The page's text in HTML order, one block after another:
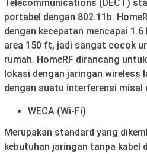
Telecommunications (DECT)
portabel dengan 802.11b.
dengan kecepatan mencapai
area 150 ft, jadi sangat cocok
rumah. HomeRF dirancang
lokasi dengan jaringan wireless
dengan suatu interferensi
WECA (Wi-Fi)
Merupakan standard yang
kebutuhan jaringan tanpa kabel